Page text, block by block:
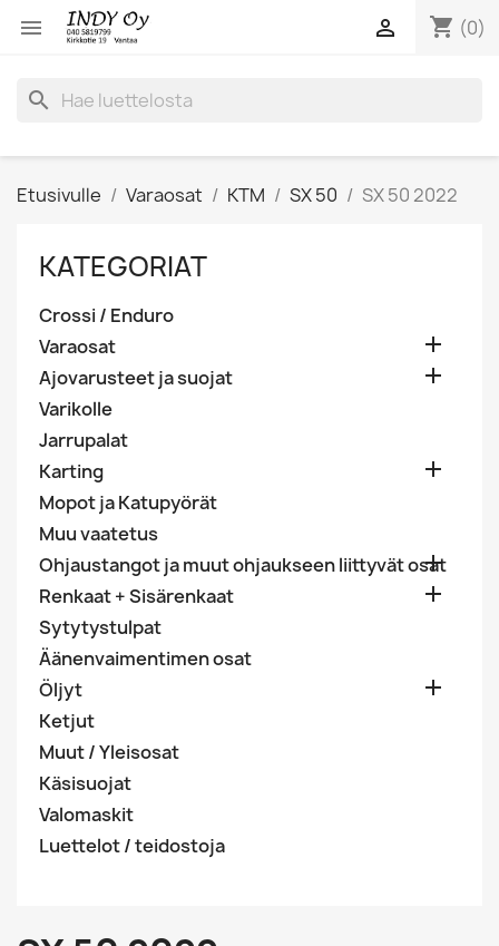
 shopping_cart (0)

search
Etusivulle Varaosat KTM SX 50 SX 50 2022
KATEGORIAT
Crossi / Enduro
Varaosat

Ajovarusteet ja suojat 
Varikolle
Jarrupalat
Karting

Mopot ja Katupyörät
Muu vaatetus
Ohjaustangot ja muut ohjaukseen liittyvät osat

Renkaat + Sisärenkaat 
Sytytystulpat
Äänenvaimentimen osat
Öljyt

Ketjut
Muut / Yleisosat
Käsisuojat
Valomaskit
Luettelot / teidostoja